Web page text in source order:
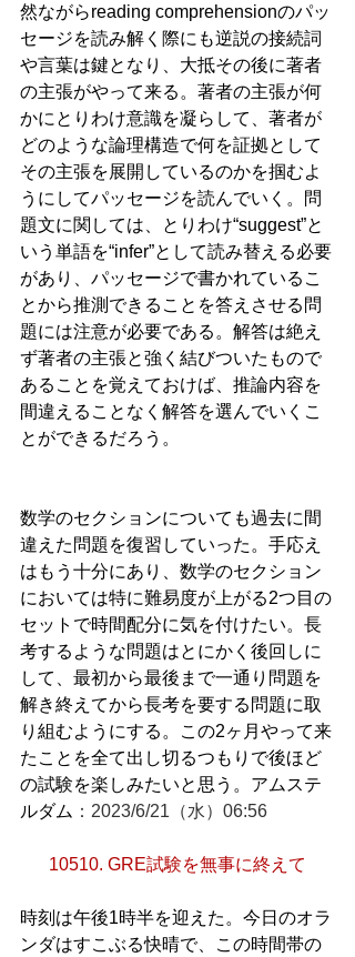
然ながらreading comprehensionのパッ
セージを読み解く際にも逆説の接続詞
や言葉は鍵となり、大抵その後に著者
の主張がやって来る。著者の主張が何
かにとりわけ意識を凝らして、著者が
どのような論理構造で何を証拠として
その主張を展開しているのかを掴むよ
うにしてパッセージを読んでいく。問
題文に関しては、とりわけ“suggest”と
いう単語を“infer”として読み替える必要
があり、パッセージで書かれているこ
とから推測できることを答えさせる問
題には注意が必要である。解答は絶え
ず著者の主張と強く結びついたもので
あることを覚えておけば、推論内容を
間違えることなく解答を選んでいくこ
とができるだろう。
数学のセクションについても過去に間
違えた問題を復習していった。手応え
はもう十分にあり、数学のセクション
においては特に難易度が上がる2つ目の
セットで時間配分に気を付けたい。長
考するような問題はとにかく後回しに
して、最初から最後まで一通り問題を
解き終えてから長考を要する問題に取
り組むようにする。この2ヶ月やって来
たことを全て出し切るつもりで後ほど
の試験を楽しみたいと思う。アムステ
ルダム ：2023/6/21（水）06:56
10510. GRE試験を無事に終えて
時刻は午後1時半を迎えた。今日のオラ
ンダはすこぶる快晴で、この時間帯の